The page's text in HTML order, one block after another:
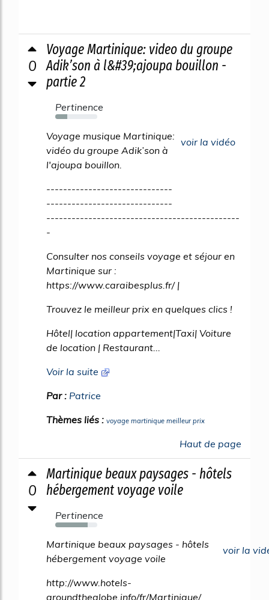
0
Voyage Martinique: video du groupe
Adik’son à l&#39;ajoupa bouillon -
partie 2
Pertinence
29%
voir la vidéo
Voyage musique Martinique:
vidéo du groupe Adik’son à
l'ajoupa bouillon.
------------------------------
------------------------------
----------------------------------------------
-
Consulter nos conseils voyage et séjour en
Martinique sur :
https://www.caraibesplus.fr/ |
Trouvez le meilleur prix en quelques clics !
Hôtel| location appartement|Taxi| Voiture
de location | Restaurant...
Voir la suite
Par : Patrice
Thèmes liés : voyage martinique meilleur prix
Haut de page
0
Martinique beaux paysages - hôtels
hébergement voyage voile
Pertinence
77%
voir la
Martinique beaux paysages - hôtels
hébergement voyage voile
http://www.hotels-
aroundtheglobe.info/fr/Martinique/